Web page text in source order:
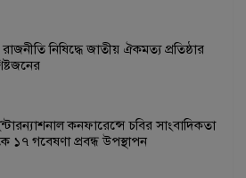
রাজনীতি নিষিদ্ধে জাতীয় ঐকমত্য প্রতিষ্ঠার
কনফারেন্সে চবির সাংবাদিকতা
১৭ গবেষণা প্রবন্ধ উপস্থাপন